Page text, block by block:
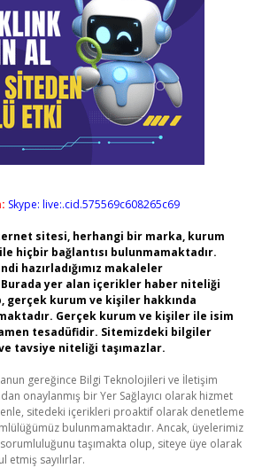
Skype: live:.cid.575569c608265c69
sitesi, herhangi bir marka, kurum
hiçbir bağlantısı bulunmamaktadır.
hazırladığımız makaleler
Burada yer alan içerikler haber niteliği
gerçek kurum ve kişiler hakkında
Gerçek kurum ve kişiler ile isim
tesadüfidir. Sitemizdeki bilgiler
tavsiye niteliği taşımazlar.
gereğince Bilgi Teknolojileri ve İletişim
onaylanmış bir Yer Sağlayıcı olarak hizmet
sitedeki içerikleri proaktif olarak denetleme
bulunmamaktadır. Ancak, üyelerimiz
taşımakta olup, siteye üye olarak
etmiş sayılırlar.